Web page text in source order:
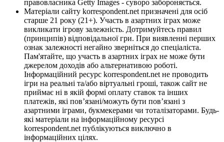
правовласника Getty Images - суворо забороняється.
Матеріали сайту korrespondent.net призначені для осіб
старше 21 року (21+). Участь в азартних іграх може
викликати ігрову залежність. Дотримуйтесь правил
(принципів) відповідальної гри. При виявленні перших
ознак залежності негайно зверніться до спеціаліста.
Пам'ятайте, що участь в азартних іграх не може бути
джерелом доходів або альтернативою роботі.
Інформаційний ресурс korrespondent.net не проводить
ігри на реальні та/або віртуальні гроші, також сайт не
приймає ні в якій формі оплату ставок та інших
платежів, які пов’язані/можуть бути пов’язані з
азартними іграми, букмекерами чи тоталізаторами. Будь-
які матеріали на інформаційному ресурсі
korrespondent.net публікуються виключно в
інформаційних цілях.